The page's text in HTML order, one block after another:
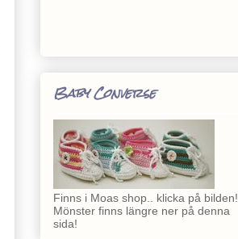
Baby Converse
Finns i Moas shop.. klicka på bilden!
Mönster finns längre ner på denna
sida!